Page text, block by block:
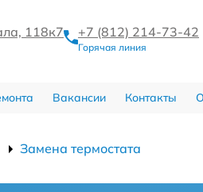
118к7 +7 (812) 214-73-42
Горячая линия
Вакансии Контакты
Замена термостата